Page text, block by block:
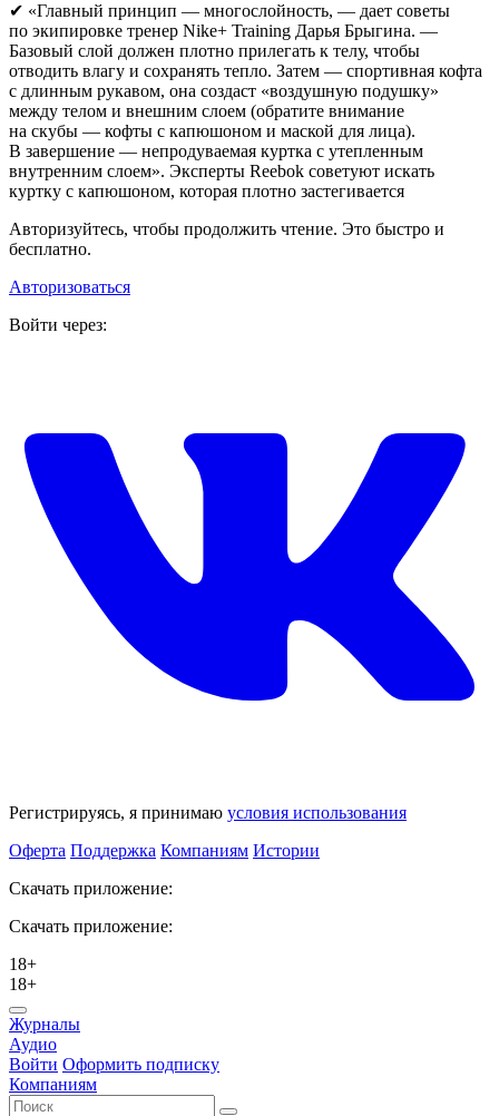
✔ «Главный принцип — многослойность, — дает советы
по экипировке тренер Nike+ Training Дарья Брыгина. —
Базовый слой должен плотно прилегать к телу, чтобы
отводить влагу и сохранять тепло. Затем — спортивная кофта
с длинным рукавом, она создаст «воздушную подушку»
между телом и внешним слоем (обратите внимание
на скубы — кофты с капюшоном и маской для лица).
В завершение — непродуваемая куртка с утепленным
внутренним слоем». Эксперты Reebok советуют искать
куртку с капюшоном, которая плотно застегивается
Авторизуйтесь, чтобы продолжить чтение. Это быстро и
бесплатно.
Авторизоваться
Войти через:
Регистрируясь, я принимаю условия использования
Оферта Поддержка Компаниям Истории
Скачать приложение:
Скачать приложение:
18+
18+
Журналы
Аудио
Войти Оформить подписку
Компаниям